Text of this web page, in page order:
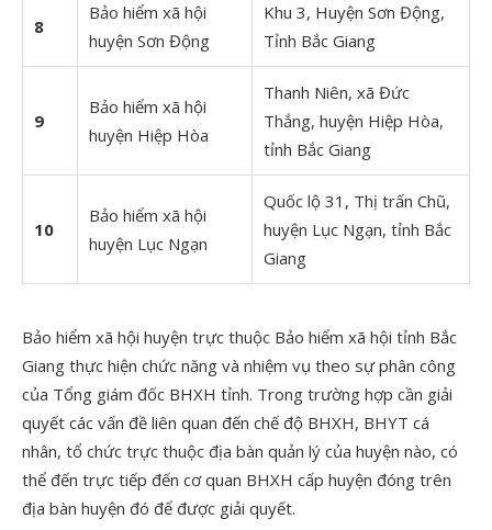
8
Bảo hiểm xã hội
huyện Sơn Động
Khu 3, Huyện Sơn Động,
Tỉnh Bắc Giang
9
Bảo hiểm xã hội
huyện Hiệp Hòa
Thanh Niên, xã Đức
Thắng, huyện Hiệp Hòa,
tỉnh Bắc Giang
10
Bảo hiểm xã hội
huyện Lục Ngạn
Quốc lộ 31, Thị trấn Chũ,
huyện Lục Ngạn, tỉnh Bắc
Giang
Bảo hiểm xã hội huyện trực thuộc Bảo hiểm xã hội tỉnh Bắc
Giang thực hiện chức năng và nhiệm vụ theo sự phân công
của Tổng giám đốc BHXH tỉnh. Trong trường hợp cần giải
quyết các vấn đề liên quan đến chế độ BHXH, BHYT cá
nhân, tổ chức trực thuộc địa bàn quản lý của huyện nào, có
thể đến trực tiếp đến cơ quan BHXH cấp huyện đóng trên
địa bàn huyện đó để được giải quyết.